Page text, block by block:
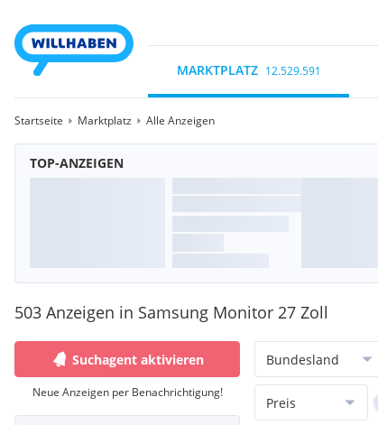
MARKTPLATZ 12.529.591
Startseite Marktplatz Alle Anzeigen
TOP-ANZEIGEN
503 Anzeigen in Samsung Monitor 27 Zoll
Suchagent aktivieren
Neue Anzeigen per Benachrichtigung!
Bundesland
Preis